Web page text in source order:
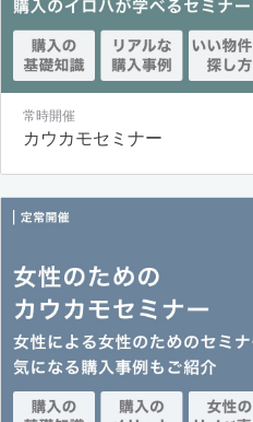
常時開催
カウカモセミナー